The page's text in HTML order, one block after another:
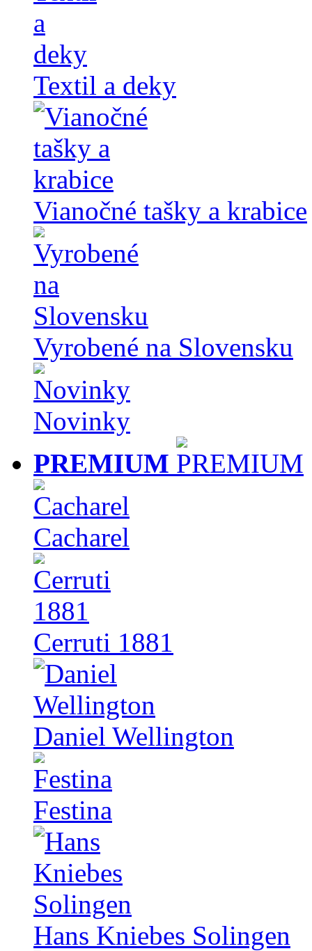
Textil a deky
Vianočné tašky a krabice
Vyrobené na Slovensku
Novinky
PREMIUM
Cacharel
Cerruti 1881
Daniel Wellington
Festina
Hans Kniebes Solingen